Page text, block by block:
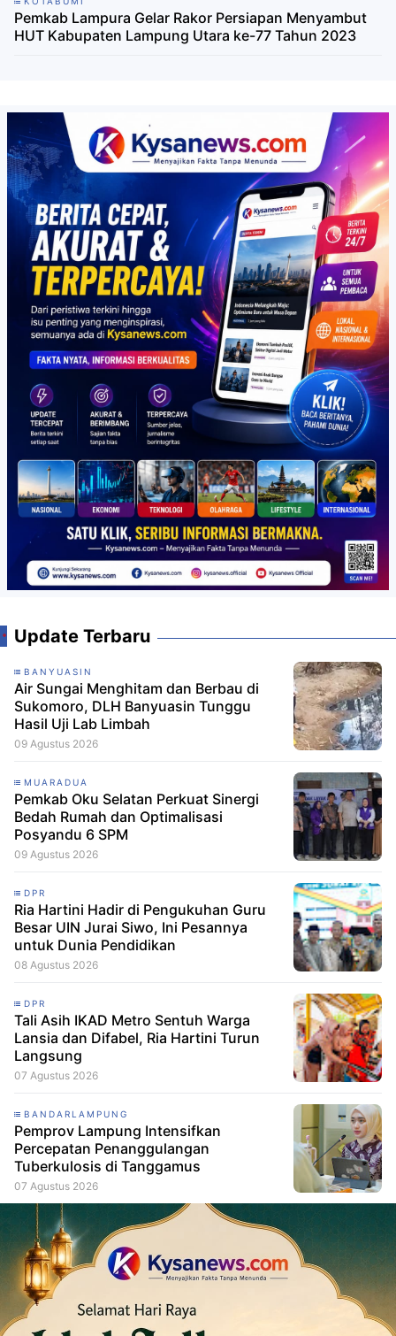
Pemkab Lampura Gelar Rakor Persiapan Menyambut
HUT Kabupaten Lampung Utara ke-77 Tahun 2023
Update Terbaru
BANYUASIN
Air Sungai Menghitam dan Berbau di
Sukomoro, DLH Banyuasin Tunggu
Hasil Uji Lab Limbah
09 Agustus 2026
MUARADUA
Pemkab Oku Selatan Perkuat Sinergi
Bedah Rumah dan Optimalisasi
Posyandu 6 SPM
09 Agustus 2026
DPR
Ria Hartini Hadir di Pengukuhan Guru
Besar UIN Jurai Siwo, Ini Pesannya
untuk Dunia Pendidikan
08 Agustus 2026
DPR
Tali Asih IKAD Metro Sentuh Warga
Lansia dan Difabel, Ria Hartini Turun
Langsung
07 Agustus 2026
BANDARLAMPUNG
Pemprov Lampung Intensifkan
Percepatan Penanggulangan
Tuberkulosis di Tanggamus
07 Agustus 2026